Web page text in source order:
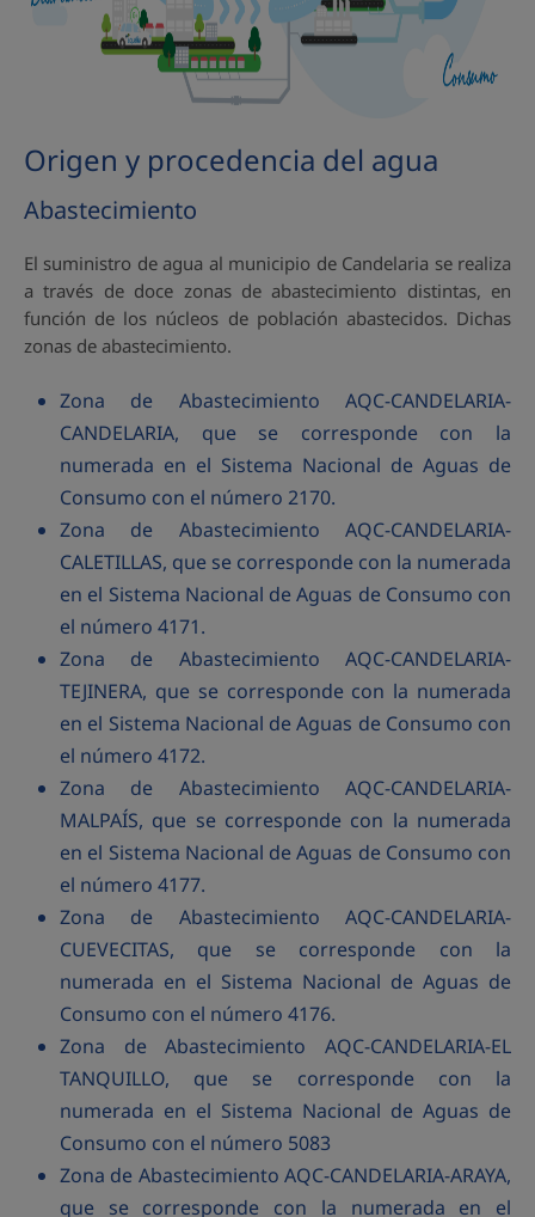
Origen y procedencia del agua
Abastecimiento
El suministro de agua al municipio de Candelaria se realiza
a través de doce zonas de abastecimiento distintas, en
función de los núcleos de población abastecidos. Dichas
zonas de abastecimiento.
Zona de Abastecimiento AQC-CANDELARIA-
CANDELARIA, que se corresponde con la
numerada en el Sistema Nacional de Aguas de
Consumo con el número 2170.
Zona de Abastecimiento AQC-CANDELARIA-
CALETILLAS, que se corresponde con la numerada
en el Sistema Nacional de Aguas de Consumo con
el número 4171.
Zona de Abastecimiento AQC-CANDELARIA-
TEJINERA, que se corresponde con la numerada
en el Sistema Nacional de Aguas de Consumo con
el número 4172.
Zona de Abastecimiento AQC-CANDELARIA-
MALPAÍS, que se corresponde con la numerada
en el Sistema Nacional de Aguas de Consumo con
el número 4177.
Zona de Abastecimiento AQC-CANDELARIA-
CUEVECITAS, que se corresponde con la
numerada en el Sistema Nacional de Aguas de
Consumo con el número 4176.
Zona de Abastecimiento AQC-CANDELARIA-EL
TANQUILLO, que se corresponde con la
numerada en el Sistema Nacional de Aguas de
Consumo con el número 5083
Zona de Abastecimiento AQC-CANDELARIA-ARAYA,
que se corresponde con la numerada en el